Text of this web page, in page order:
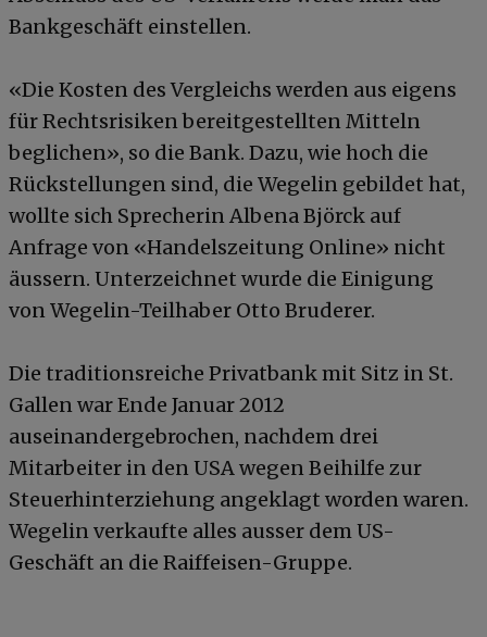
Bankgeschäft einstellen.
«Die Kosten des Vergleichs werden aus eigens
für Rechtsrisiken bereitgestellten Mitteln
beglichen», so die Bank. Dazu, wie hoch die
Rückstellungen sind, die Wegelin gebildet hat,
wollte sich Sprecherin Albena Björck auf
Anfrage von «Handelszeitung Online» nicht
äussern. Unterzeichnet wurde die Einigung
von Wegelin-Teilhaber Otto Bruderer.
Die traditionsreiche Privatbank mit Sitz in St.
Gallen war Ende Januar 2012
auseinandergebrochen, nachdem drei
Mitarbeiter in den USA wegen Beihilfe zur
Steuerhinterziehung angeklagt worden waren.
Wegelin verkaufte alles ausser dem US-
Geschäft an die Raiffeisen-Gruppe.